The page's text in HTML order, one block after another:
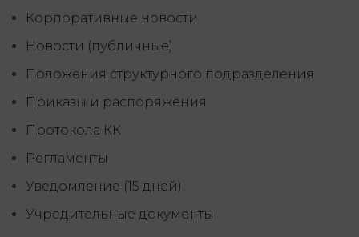
Корпоративные новости
Новости (публичные)
Положения структурного подразделения
Приказы и распоряжения
Протокола КК
Регламенты
Уведомление (15 дней)
Учредительные документы